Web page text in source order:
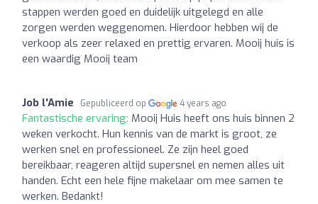
stappen werden goed en duidelijk uitgelegd en alle
zorgen werden weggenomen. Hierdoor hebben wij de
verkoop als zeer relaxed en prettig ervaren. Mooij huis is
een waardig Mooij team
Job l'Amie Gepubliceerd op 4 years ago
Fantastische ervaring: Mooij Huis heeft ons huis binnen 2
weken verkocht. Hun kennis van de markt is groot, ze
werken snel en professioneel. Ze zijn heel goed
bereikbaar, reageren altijd supersnel en nemen alles uit
handen. Echt een hele fijne makelaar om mee samen te
werken. Bedankt!